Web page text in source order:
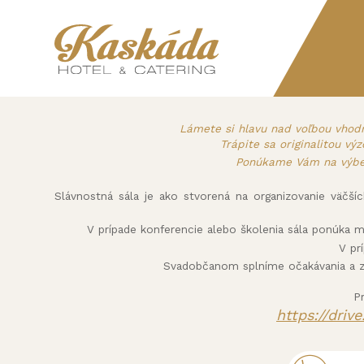
Lámete si hlavu nad voľbou
Trápite sa originalitou
Ponúkame Vám na
Slávnostná sála je ako stvorená na organizovanie
V prípade konferencie alebo školenia sála ponúka
V
Svadobčanom splníme očakávania
https://